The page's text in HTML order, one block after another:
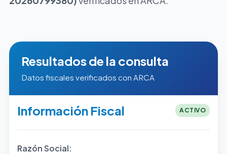
Resultados de la consulta
Datos fiscales verificados con ARCA
Información Fiscal ACTIVO
Razón Social: